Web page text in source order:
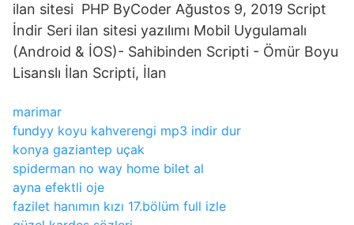
ilan sitesi PHP ByCoder Ağustos 9, 2019 Script
İndir Seri ilan sitesi yazılımı Mobil Uygulamalı
(Android & İOS)- Sahibinden Scripti - Ömür Boyu
Lisanslı İlan Scripti, İlan
marimar
fundyy koyu kahverengi mp3 indir dur
konya gaziantep uçak
spiderman no way home bilet al
ayna efektli oje
fazilet hanımın kızı 17.bölüm full izle